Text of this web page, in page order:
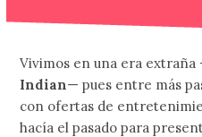
Vivimos en una era extraña
Indian— pues entre más
con ofertas de
hacía el pasado para